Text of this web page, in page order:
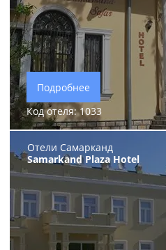
Подробнее
Код отеля: 1033
Отели Самарканд
Samarkand Plaza Hotel